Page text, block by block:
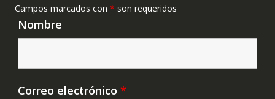
Campos marcados con * son requeridos
Nombre
Correo electrónico *